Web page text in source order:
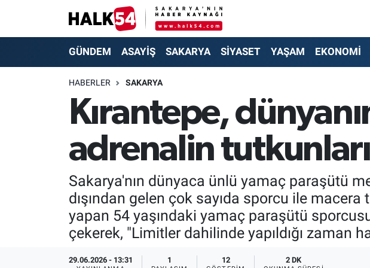
GÜNDEM ASAYİŞ SAKARYA SİYASET YAŞAM EKONOMİ
HABERLER SAKARYA
Kırantepe,
adrenalin
Sakarya'nın dünyaca ünlü yamaç paraşütü
dışından gelen çok sayıda sporcu ile
yapan 54 yaşındaki yamaç paraşütü
çekerek, "Limitler dahilinde yapıldığı zaman
29.06.2026 - 13:31 1 12 2 DK
GÜNDEM
EKONOMİ
SOKAK RÖPORTAJLARI
Adapazarı Nöbetçi Eczaneler
Adapazarı Trafik Yoğunluk Haritası
Süper Lig Puan Durumu ve Fikstür
Son Dakika Haberleri
Haber Arşivi